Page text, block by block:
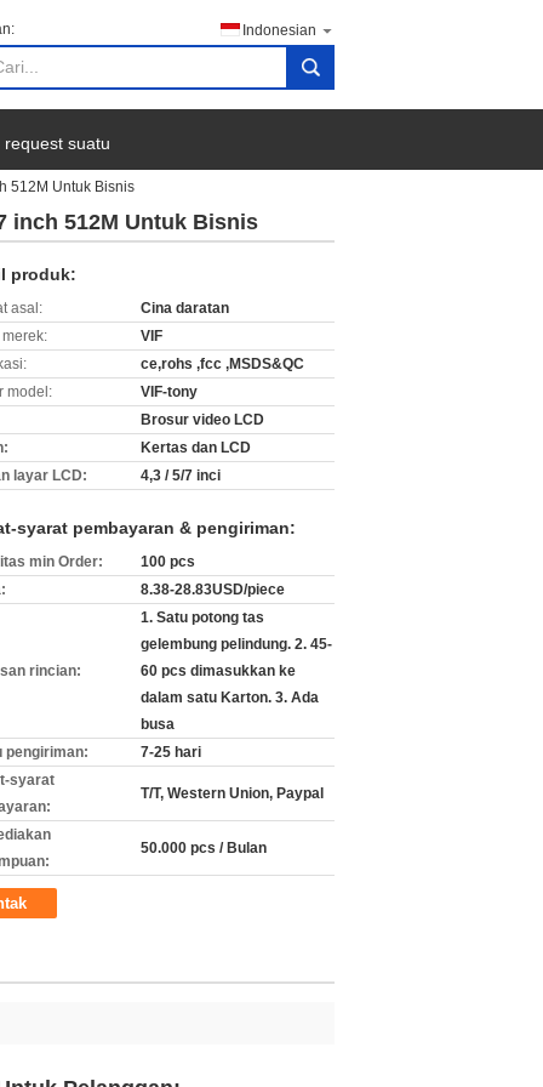
Indonesian
search
request suatu
512M Untuk Bisnis
inch 512M Untuk Bisnis
produk:
asal:
Cina daratan
merek:
VIF
ce,rohs ,fcc ,MSDS&QC
model:
VIF-tony
Brosur video LCD
Kertas dan LCD
layar LCD:
4,3 / 5/7 inci
syarat pembayaran & pengiriman:
min Order:
100 pcs
8.38-28.83USD/piece
rincian:
1. Satu potong tas
gelembung pelindung. 2. 45-
60 pcs dimasukkan ke
dalam satu Karton. 3. Ada
busa
pengiriman:
7-25 hari
syarat
T/T, Western Union, Paypal
50.000 pcs / Bulan